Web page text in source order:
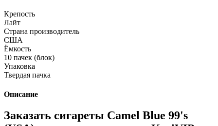
Крепость
Лайт
Страна производитель
США
Ёмкость
10 пачек (блок)
Упаковка
Твердая пачка
Описание
Заказать сигареты Camel Blue 99's